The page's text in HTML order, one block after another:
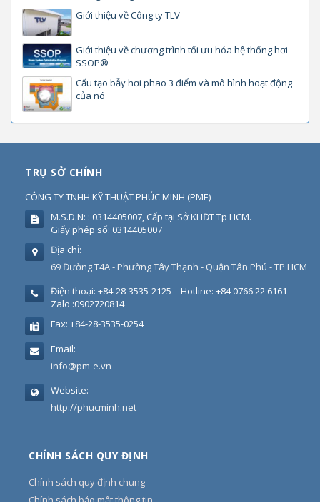
Giới thiệu về Công ty TLV
Giới thiệu về chương trình tối ưu hóa hệ thống hơi
SSOP®
Cấu tạo bẫy hơi phao 3 điểm và mô hình hoạt động
của nó
TRỤ SỞ CHÍNH
CÔNG TY TNHH KỸ THUẬT PHÚC MINH (PME)
M.S.D.N: : 0314405007, Cấp tại Sở KHĐT Tp HCM.
Giấy phép số: 0314405007
Địa chỉ:
69 Đường T4A - Phường Tây Thạnh - Quận Tân Phú - TP HCM
Điện thoại: +84-28-3535-2125 – Hotline: +84 0766 22 6161 -
Zalo :0902720814
Fax: +84-28-3535-0254
Email:
info@pm-e.vn
Website:
http://phucminh.net
CHÍNH SÁCH QUY ĐỊNH
Chính sách quy định chung